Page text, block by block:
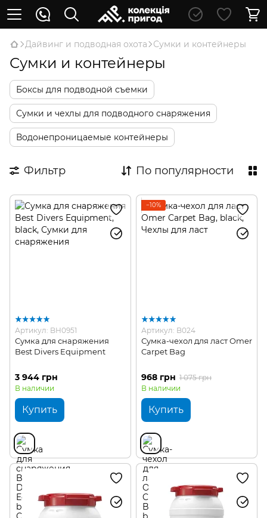
Дайвинг и подводная охота Сумки и контейнеры
Сумки и контейнеры
Боксы для подводной съемки
Сумки и чехлы для подводного снаряжения
Водонепроницаемые контейнеры
Фильтр По популярности
Артикул: BH0951
Сумка для снаряжения
Best Divers Equipment
3 944 грн
В наличии
Купить
−10%
Артикул: B024
Сумка-чехол для ласт Omer
Carpet Bag
968 грн 1 075 грн
В наличии
Купить